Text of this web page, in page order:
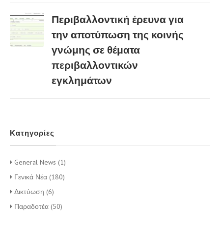
Περιβαλλοντική έρευνα για
την αποτύπωση της κοινής
γνώμης σε θέματα
περιβαλλοντικών
εγκλημάτων
Κατηγορίες
General News (1)
Γενικά Νέα (180)
Δικτύωση (6)
Παραδοτέα (50)